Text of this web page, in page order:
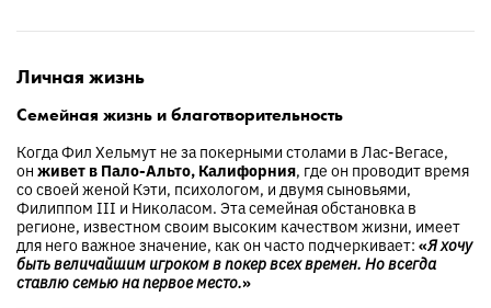
Личная жизнь
Семейная жизнь и благотворительность
Когда Фил Хельмут не за покерными столами в Лас-Вегасе,
он живет в Пало-Альто, Калифорния, где он проводит время
со своей женой Кэти, психологом, и двумя сыновьями,
Филиппом III и Николасом. Эта семейная обстановка в
регионе, известном своим высоким качеством жизни, имеет
для него важное значение, как он часто подчеркивает: «Я хочу
быть величайшим игроком в покер всех времен. Но всегда
ставлю семью на первое место.»